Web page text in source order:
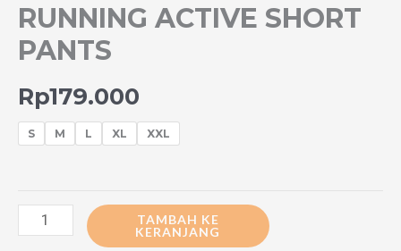
RUNNING ACTIVE SHORT
PANTS
Rp179.000
S M L XL XXL
TAMBAH KE
KERANJANG